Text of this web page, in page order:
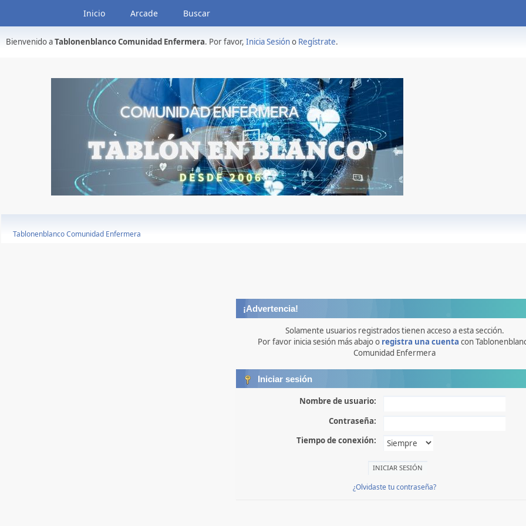
Inicio Arcade Buscar
Bienvenido aTablonenblanco Comunidad Enfermera. Por favor, Inicia Sesióno Regístrate.
Tablonenblanco Comunidad Enfermera
¡Advertencia!
Solamente usuarios registrados tienen acceso a esta sección.
Por favor inicia sesión más abajo o registra una cuenta con
Comunidad Enfermera
Iniciar sesión
Nombre de usuario:
Contraseña:
Tiempo de conexión:
¿Olvidaste tu contraseña?